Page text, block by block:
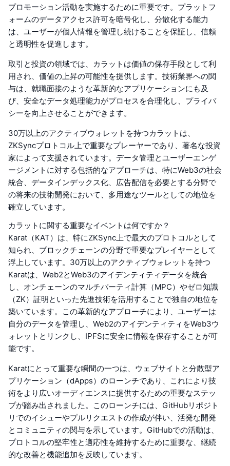
プロモーション活動を実施するために重要です。プラットフ
ォームのデータアクセス許可を暗号化し、分散化する能力
は、ユーザーが個人情報を管理し続けることを保証し、信頼
と透明性を促進します。
取引と投資の領域では、カラットは価値の保存手段として利
用され、価値の上昇の可能性を提供します。技術業界への関
与は、就職面接のような革新的なアプリケーションにも及
び、安全なデータ処理能力がプロセスを合理化し、プライバ
シーを向上させることができます。
30万以上のアクティブウォレットを持つカラットは、
ZKSyncプロトコル上で重要なプレーヤーであり、著名な投資
家によって支援されています。データ管理とユーザーエンゲ
ージメントに対する包括的なアプローチは、特にWeb3の社会
統合、データインデックス化、広告配信を必要とする分野で
の将来の技術開発において、多用途なツールとしての地位を
確立しています。
カラットに関する重要なイベントは何ですか？
Karat（KAT）は、特にZKSync上で最大のプロトコルとして
知られ、ブロックチェーンの分野で重要なプレイヤーとして
浮上しています。30万以上のアクティブウォレットを持つ
Karatは、Web2とWeb3のアイデンティティデータを統合
し、オンチェーンのマルチパーティ計算（MPC）やゼロ知識
（ZK）証明といった先進技術を活用することで独自の地位を
築いています。この革新的なアプローチにより、ユーザーは
自分のデータを管理し、Web2のアイデンティティをWeb3ウ
ォレットとリンクし、IPFSに安全に情報を保存することが可
能です。
Karatにとって重要な瞬間の一つは、ウェブサイトと分散型ア
プリケーション（dApps）のローンチであり、これにより技
術をより広いオーディエンスに提供するための重要なステッ
プが踏み出されました。このローンチには、GitHubリポジト
リでのイシューやプルリクエストの作成が伴い、活発な開発
とコミュニティの関与を示しています。GitHubでの活動は、
プロトコルの堅牢性と適応性を維持するために重要な、継続
的な改善と機能追加を反映しています。